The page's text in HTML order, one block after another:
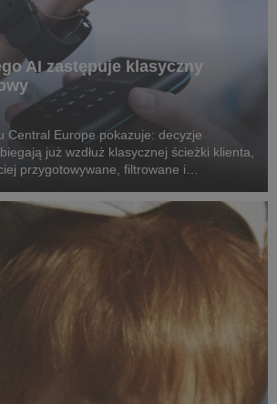
AI zastępuje klasyczny
Central Europe pokazuje: decyzje
już wzdłuż klasycznej ścieżki klienta,
przygotowywane, filtrowane i